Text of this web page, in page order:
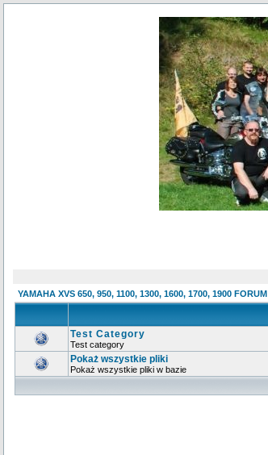
YAMAHA XVS 650, 950, 1100, 1300, 1600, 1700, 1900 FORUM
Test Category
Test category
Pokaż wszystkie pliki
Pokaż wszystkie pliki w bazie